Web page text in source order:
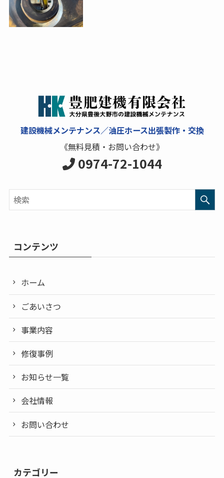
建設機械メンテナンス／油圧ホース出張製作・交換
《無料見積・お問い合わせ》
0974-72-1044
コンテンツ
ホーム
ごあいさつ
事業内容
修復事例
お知らせ一覧
会社情報
お問い合わせ
カテゴリー